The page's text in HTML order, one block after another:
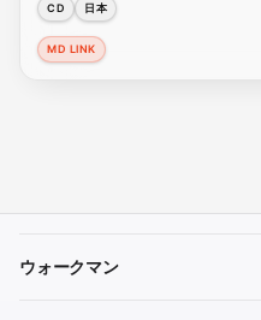
CD 日本
MD LINK
ウォークマン